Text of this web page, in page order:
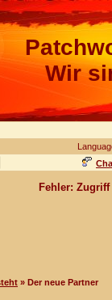
Wir
Fehler:
» Der neue Partner